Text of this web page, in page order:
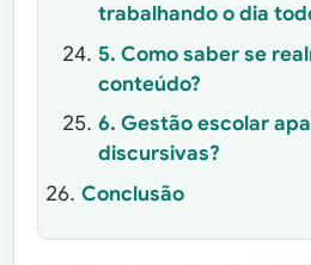
trabalhando o dia
5. Como saber se
conteúdo?
6. Gestão escolar
discursivas?
Conclusão